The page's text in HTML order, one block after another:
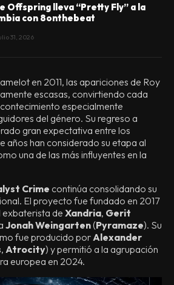
Offspring lleva “Pretty Fly” a la
con 8onthebeat
31, 2026
en 2011, las apariciones de Roy
escasas, convirtiendo cada
especialmente
del género. Su regreso a
gran expectativa entre los
años han considerado su etapa al
una de las más influyentes en la
Crime continúa consolidando su
El proyecto fue fundado en 2017
de Xandria, Gerit
Jonah Weingarten(Pyramaze). Su
fue producido por Alexander
, Atrocity) y permitió a la agrupación
europea en 2024.